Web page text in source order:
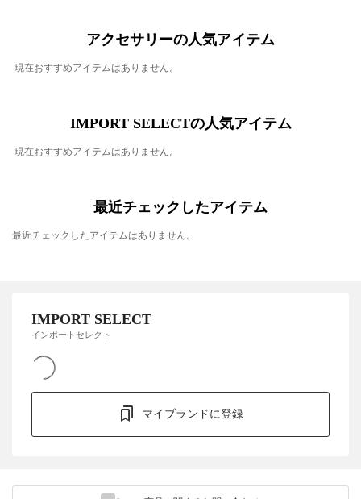
アクセサリーの人気アイテム
現在おすすめアイテムはありません。
IMPORT SELECTの人気アイテム
現在おすすめアイテムはありません。
最近チェックしたアイテム
最近チェックしたアイテムはありません。
IMPORT SELECT
インポートセレクト
マイブランドに登録